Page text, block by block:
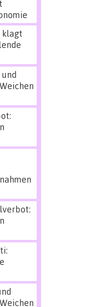
klagt